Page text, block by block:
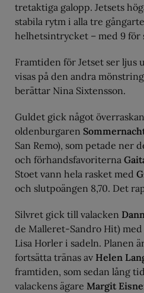
tretaktiga galopp. Jetsets
stabila rytm i alla tre
helhetsintrycket – med 9 för
Framtiden för Jetset ser ljus
visas på den andra
berättar Nina Sixtensson.
Guldet gick något
oldenburgaren
San Remo), som petade ner
och förhandsfavoriterna
Stoet vann hela rasket med
och slutpoängen 8,70. Det
Silvret gick till valacken
de Malleret-Sandro Hit)
Lisa Horler i sadeln. Planen
fortsätta tränas av Helen
framtiden, som sedan lång
valackens ägare Margit